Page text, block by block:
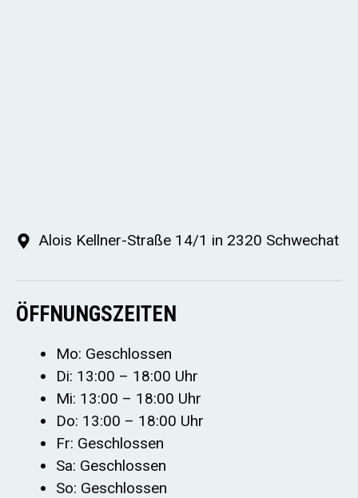
Alois Kellner-Straße 14/1 in 2320 Schwechat
ÖFFNUNGSZEITEN
Mo: Geschlossen
Di: 13:00 – 18:00 Uhr
Mi: 13:00 – 18:00 Uhr
Do: 13:00 – 18:00 Uhr
Fr: Geschlossen
Sa: Geschlossen
So: Geschlossen